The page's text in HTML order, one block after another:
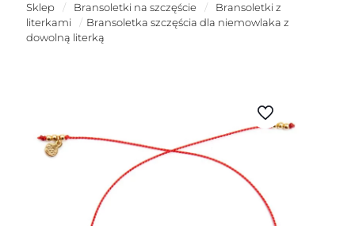
Sklep / Bransoletki na szczęście /
Bransoletki z
literkami
/ Bransoletka szczęścia dla niemowlaka z
dowolną literką